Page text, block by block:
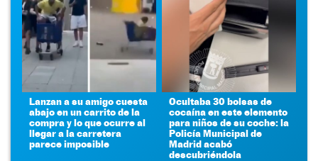
Lanzan a su amigo cuesta
abajo en un carrito de la
compra y lo que ocurre al
llegar a la carretera
parece imposible
Ocultaba 30 bolsas de
cocaína en este elemento
para niños de su coche: la
Policía Municipal de
Madrid acabó
descubriéndola